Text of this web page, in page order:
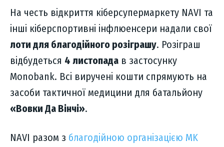
На честь відкриття кіберсупермаркету NAVI та
інші кіберспортивні інфлюенсери надали свої
лоти для благодійного розіграшу. Розіграш
відбудеться 4 листопада в застосунку
Monobank. Всі виручені кошти спрямують на
засоби тактичної медицини для батальйону
«Вовки Да Вінчі».
NAVI разом з благодійною організацією MK